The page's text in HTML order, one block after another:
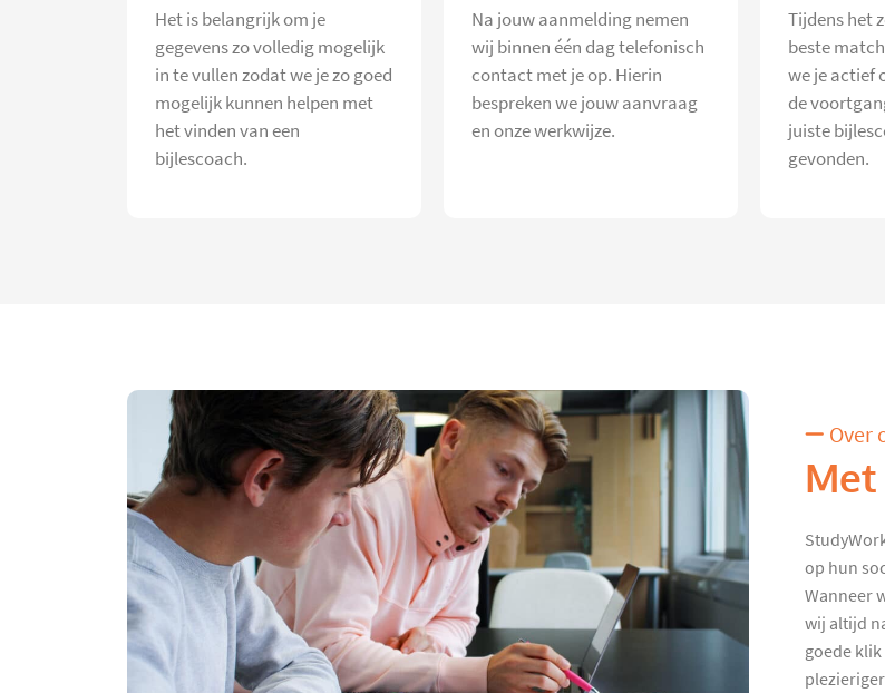
Het is belangrijk om je
gegevens zo volledig mogelijk
in te vullen zodat we je zo goed
mogelijk kunnen helpen met
het vinden van een
bijlescoach.
Na jouw aanmelding nemen
wij binnen één dag telefonisch
contact met je op. Hierin
bespreken we jouw aanvraag
en onze werkwijze.
Tijdens het
beste
we je actief
de
juiste
gevonden.
Over
op hun
Wanneer
wij altijd
goede